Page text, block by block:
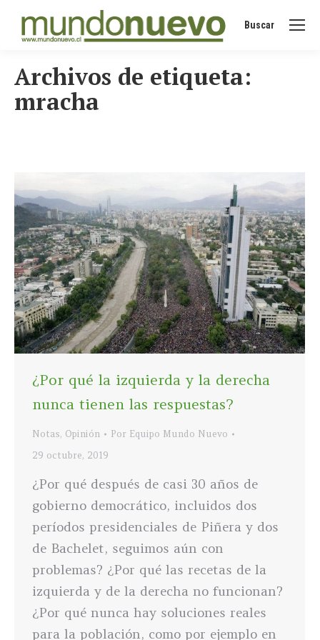
Buscar:
Buscar
Archivos de etiqueta:
mracha
¿Por qué la izquierda y la derecha
nunca tienen las respuestas?
Notas, Opinión Por Equipo Mundo Nuevo
29 octubre, 2019
¿Por qué después de casi 30 años de
gobierno democrático, incluidos dos
períodos presidenciales de Piñera y dos
de Bachelet, seguimos aún con
problemas? ¿Por qué las recetas de la
izquierda y de la derecha no funcionan?
¿Por qué nunca hay soluciones reales
para la población, como por ejemplo en